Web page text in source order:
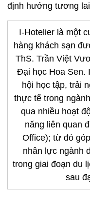
định hướng tương
I-Hotelier là một
hàng khách sạn
ThS. Trần Việt
Đại học Hoa Sen.
hội học tập, trải
thực tế trong
qua nhiều hoạt
năng liên quan
Office); từ đó
nhân lực ngành
trong giai đoạn du
sau